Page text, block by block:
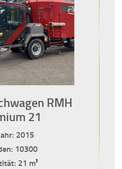
RMH
21
2015
10300
21 m³